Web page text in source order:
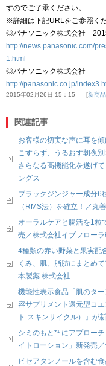
すのでご了承ください。
※詳細は下記URLをご参照くだ
◎パナソニック株式会社
http://news.panasonic.com/
1.html
◎パナソニック株式会社
http://panasonic.co.jp/
2015年02月26日 15：15 新商品
関連記事
お客様の切実な声に耳を
こすらず、うるおす朝夜
さらなる高機能化を遂げ
ングス
ブラックジンジャー成分6
（RMS法）を確立！／丸
オーラルケアと腸活を1粒
売／株式会社イブフロー
4種類の赤い野菜と果実配
くみ、肌、脂肪にまとめ
本製薬 株式会社
機能性表示食品「肌のタ
容サプリメント還元型コ
ト スキンサイクル）』が
シミのもと*¹ にアプロー
イトローション」新発売
ピセアタンノールを含む